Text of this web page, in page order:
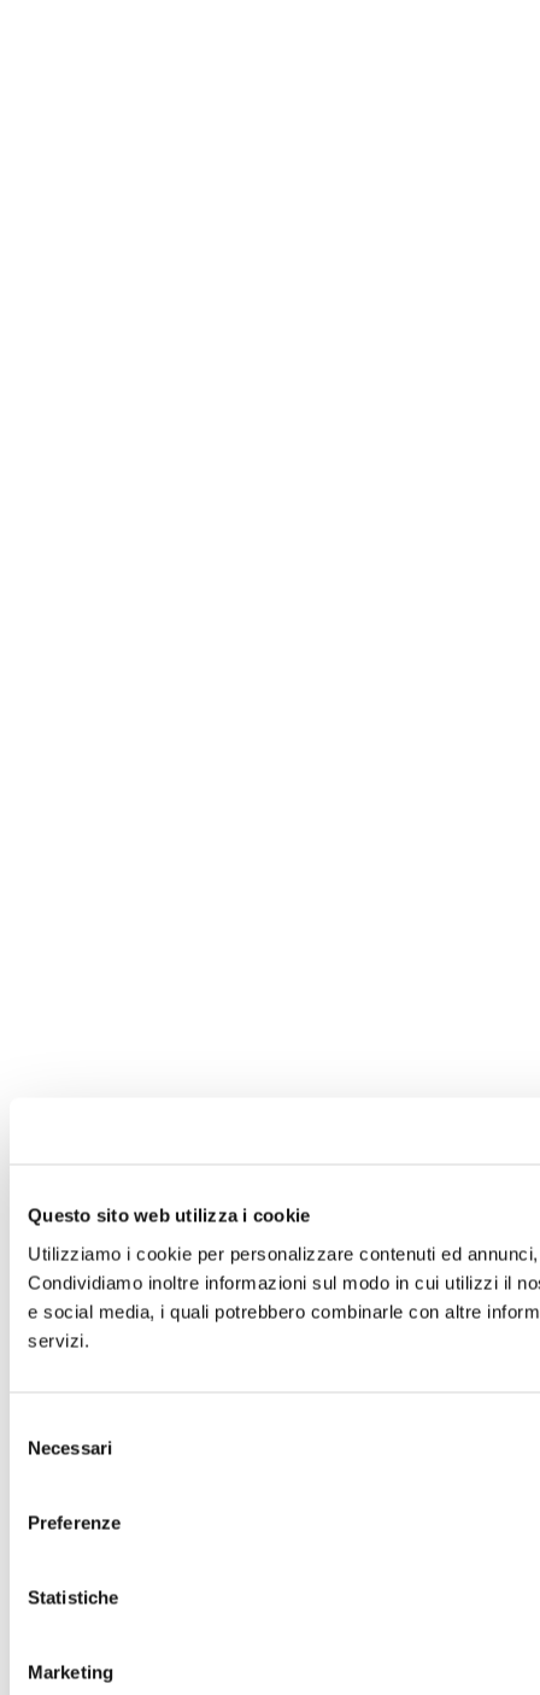
Questo sito web utilizza i cookie
Utilizziamo i cookie per personalizzare contenuti ed
Condividiamo inoltre informazioni sul modo in cui utilizzi il
e social media, i quali potrebbero combinarle con altre
servizi.
delNecessari
Preferenze
Statistiche
Marketing